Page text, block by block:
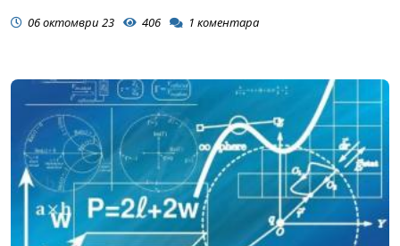
06 октомври 23 406 1 коментара